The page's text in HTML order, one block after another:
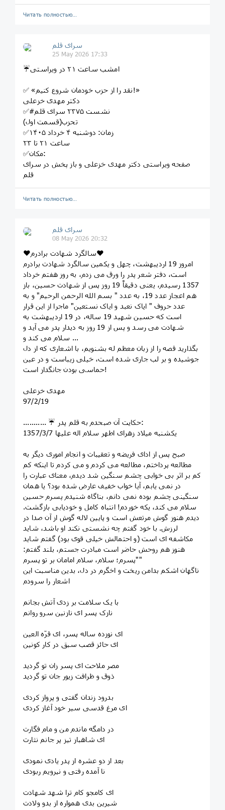
Читать полностью…
سرای قلم
25 May 2026 17:33
☔️امشب ساعت ۲۱ در ویراستی
✅ «نقد را از حزب خودمان شروع کنیم!»
دکتر مهدی خزعلی
✅#نشست ٢٣٧۵ سرای قلم
تحزب(قسمت اول)
✅زمان: دوشنبه ۴ خرداد ١۴٠۵
ساعت ٢١ تا ٢٣
✅مکان:
صفحه ویراستی دکتر مهدی خزعلی و باز پخش در سرای
قلم
Читать полностью…
سرای قلم
08 May 2026 20:32
❤️سالگرد شهادت برادرم❤️
امروز 19 اردیبهشت، چهل و یکمین سالگرد شهادت برادرم
است، دفتر شعر پدر را ورق می زدم، به روز هفتم خرداد
1357 رسیدم، یعنی دقیقاً 19 روز پس از شهادت حسین، باز
هم اعجاز عدد 19، به عدد " بسم الله الرحمن الرحیم" و به
عدد حروف " ایاک نعبد و ایاک نستعین" ماجرا از این قرار
است که حسین شهید 19 ساله، در 19 اردیبهشت به
شهادت می رسد و پس از 19 روز به دیدار پدر می آید و
سلام می کند و ...
بگذارید قصه را از زبان معظم له بشنویم، با اشعاری که از دل
جوشیده و بر لب جاری شده است، خیلی زیباست و در عین
حماسی بودن جانگداز است!
مهدی خزعلی
97/2/19
........... ☔️ حکایت آن صبحدم به قلم پدر:
یکشنبه میلاد زهرای اطهر سلام اله علیها 1357/3/7
صبح پس از ادای فریضه و تعقیبات و انجام اموری دیگر به
مطالعه پرداختم، مطالعه می کردم و می کردم تا اینکه کم
کم بر اثر بی خوابی چشم سنگین شد دیدم، معنای عبارت را
در نمی یابم، آیا خواب خفیف عارض شده بود؟ یا همان
سنگینی چشم بوده نمی دانم، بناگاه شنیدم پسرم حسین
سلام می کند، یکه خوردم! انتباه کامل و خودیابی بازگشت.
دیدم هنوز گوش مرتعش است و پایین لاله گوش از آن صدا در
لرزش. با خود گفتم چه نشستی نکند او باشد، شاید
مکاشفه ای است (و احتمالش خیلی قوی بود) گفتم شاید
هنوز هم روحش حاضر است مبادرت جستم، بلند گفتم:
"پسرم؛ سلام، سلام امامان بر تو پسرم"
ناگهان اشکم بدامن ریخت و اخگرم در دل، بدین مناسبت این
اشعار را سرودم
با یک سلامت بر زدی آتش بجانم
نازک پسر ای نازنین سرو روانم
ای نوزده ساله پسر، ای قرّه العین
ای حائز قصب سبق در کار کونین
مصر ملاحت ای پسر زان تو گردید
ذوق و ظرافت زیور جان تو گردید
بدرود زندان گفتی و پرواز کردی
ای مرغ قدسی سیر خود آغاز کردی
در دامگه ماندم من و مام فگارت
ای شاهباز تیز پر جانم نثارت
بعد از دو عشره از پدر یادی نمودی
نا آمده رفتی و نیرویم ربودی
ای کامجو کام ترا شهد شهادت
شیرین بدی همواره از بدو ولادت